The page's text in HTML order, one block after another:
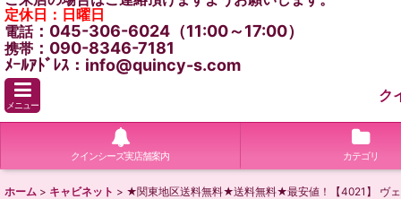
定休日：日曜日
電話：045-306-6024（11:00～17:00）
携帯 ：090-8346-7181
ﾒｰﾙｱﾄﾞﾚｽ：info@quincy-s.com
メニュー
ク
クインシーズ実店舗案内 カテゴリ
ホーム > キャビネット > ★関東地区送料無料★送料無料★最安値！【4021】 ヴ